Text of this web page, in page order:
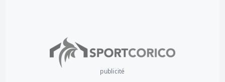
publicité